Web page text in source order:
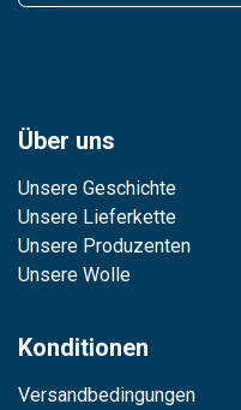
Über uns
Unsere Geschichte
Unsere Lieferkette
Unsere Produzenten
Unsere Wolle
Konditionen
Versandbedingungen